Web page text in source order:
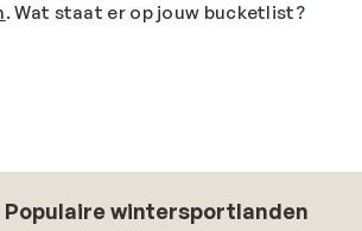
. Wat staat er op jouw bucketlist?
Populaire wintersportlanden